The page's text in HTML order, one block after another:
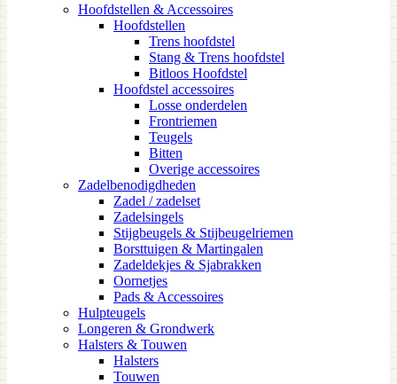
Hoofdstellen & Accessoires
Hoofdstellen
Trens hoofdstel
Stang & Trens hoofdstel
Bitloos Hoofdstel
Hoofdstel accessoires
Losse onderdelen
Frontriemen
Teugels
Bitten
Overige accessoires
Zadelbenodigdheden
Zadel / zadelset
Zadelsingels
Stijgbeugels & Stijbeugelriemen
Borsttuigen & Martingalen
Zadeldekjes & Sjabrakken
Oornetjes
Pads & Accessoires
Hulpteugels
Longeren & Grondwerk
Halsters & Touwen
Halsters
Touwen